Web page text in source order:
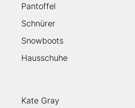
Pantoffel
Schnürer
Snowboots
Hausschuhe
Kate Gray